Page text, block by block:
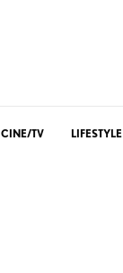
CINE/TV LIFESTYLE